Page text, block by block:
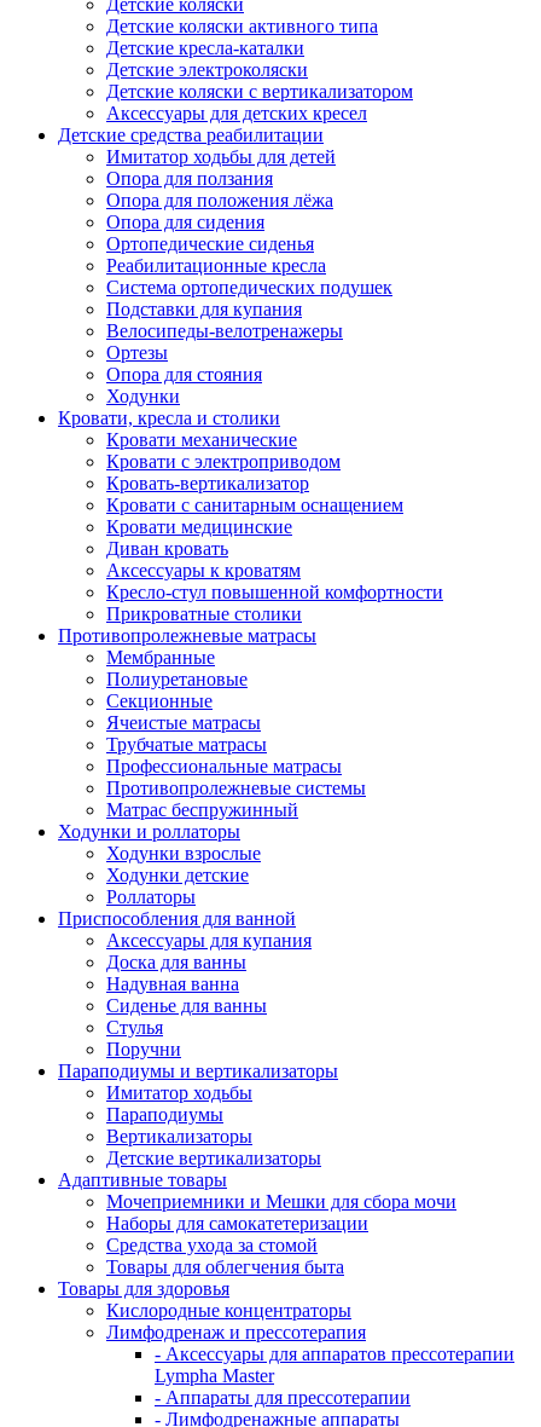
Детские коляски
Детские коляски активного типа
Детские кресла-каталки
Детские электроколяски
Детские коляски с вертикализатором
Аксессуары для детских кресел
Детские средства реабилитации
Имитатор ходьбы для детей
Опора для ползания
Опора для положения лёжа
Опора для сидения
Ортопедические сиденья
Реабилитационные кресла
Система ортопедических подушек
Подставки для купания
Велосипеды-велотренажеры
Ортезы
Опора для стояния
Ходунки
Кровати, кресла и столики
Кровати механические
Кровати с электроприводом
Кровать-вертикализатор
Кровати с санитарным оснащением
Кровати медицинские
Диван кровать
Аксессуары к кроватям
Кресло-стул повышенной комфортности
Прикроватные столики
Противопролежневые матрасы
Мембранные
Полиуретановые
Секционные
Ячеистые матрасы
Трубчатые матрасы
Профессиональные матрасы
Противопролежневые системы
Матрас беспружинный
Ходунки и роллаторы
Ходунки взрослые
Ходунки детские
Роллаторы
Приспособления для ванной
Аксессуары для купания
Доска для ванны
Надувная ванна
Сиденье для ванны
Стулья
Поручни
Параподиумы и вертикализаторы
Имитатор ходьбы
Параподиумы
Вертикализаторы
Детские вертикализаторы
Адаптивные товары
Мочеприемники и Мешки для сбора мочи
Наборы для самокатетеризации
Средства ухода за стомой
Товары для облегчения быта
Товары для здоровья
Кислородные концентраторы
Лимфодренаж и прессотерапия
- Аксессуары для аппаратов прессотерапии
Lympha Master
- Аппараты для прессотерапии
- Лимфодренажные аппараты